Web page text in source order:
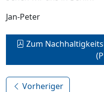
Jan-Peter
Zum
Vorheriger